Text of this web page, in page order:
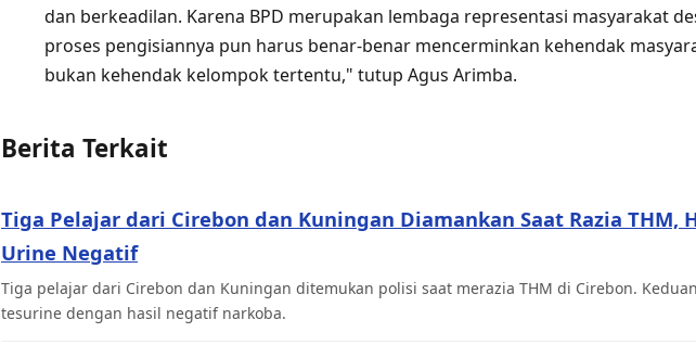
dan berkeadilan. Karena BPD merupakan lembaga representasi masyarakat
proses pengisiannya pun harus benar-benar mencerminkan kehendak
bukan kehendak kelompok tertentu," tutup Agus Arimba.
Berita Terkait
Tiga Pelajar dari Cirebon dan Kuningan Diamankan Saat Razia THM,
Urine Negatif
Tiga pelajar dari Cirebon dan Kuningan ditemukan polisi saat merazia THM di Cirebon.
tesurine dengan hasil negatif narkoba.